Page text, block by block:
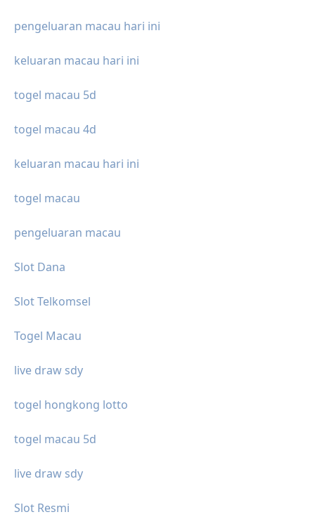
pengeluaran macau hari ini
keluaran macau hari ini
togel macau 5d
togel macau 4d
keluaran macau hari ini
togel macau
pengeluaran macau
Slot Dana
Slot Telkomsel
Togel Macau
live draw sdy
togel hongkong lotto
togel macau 5d
live draw sdy
Slot Resmi